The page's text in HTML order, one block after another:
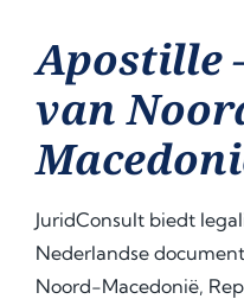
Apostille
van
JuridConsult biedt
Nederlandse
Noord-Macedonië,